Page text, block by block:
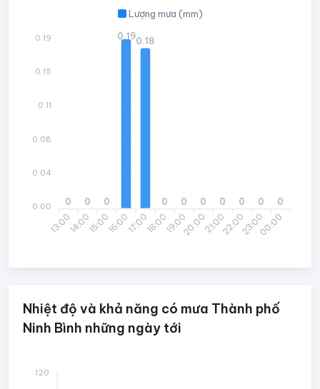
Lượng mưa (mm)
13:0014:0015:0016:0017:0018:0019:0020:0021:0022:0023:0000:00
0 0 0
0.190.18
0 0 0 0 0 0 0
0.19
0.15
0.11
0.08
0.04
0.00
Nhiệt độ và khả năng có mưa Thành phố
Ninh Bình những ngày tới
120